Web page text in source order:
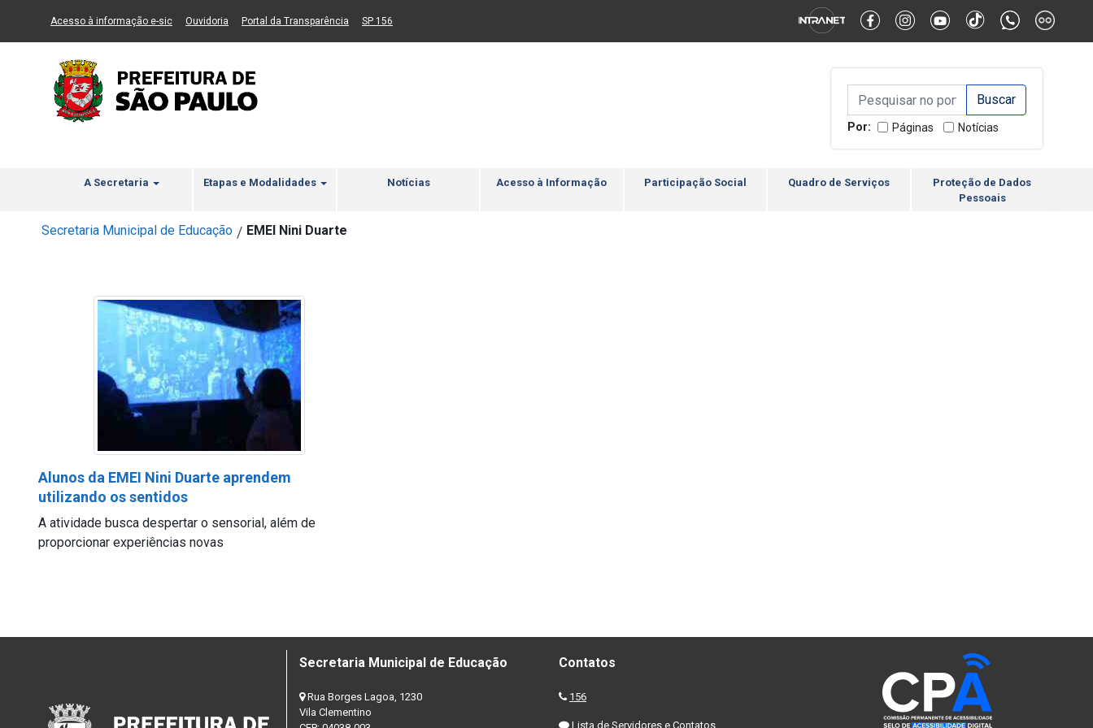
Ir ao Conteúdo Ir para menu principal 2 Ir para busca Ir para rodapé Alternar Alto Contraste Alternar Tamanho da Fonte
Acesso à informação e-sic(Link para um novo sítio)
Ouvidoria (Link para um novo sítio)
Portal da Transparência (Link para um novo sítio)
SP 156
Campo de Busca de
Campo de Busca de informaçõesEnviar a Busca
Por: Páginas Notícias
A Secretaria Etapas e Modalidades Notícias Acesso à Informação Participação Social Quadro de Serviços
Proteção de Dados
Pessoais
Secretaria Municipal de Educação / EMEI Nini Duarte
Alunos da EMEI Nini Duarte aprendem
utilizando os sentidos
A atividade busca despertar o sensorial, além de
proporcionar experiências novas
Secretaria Municipal de Educação
Rua Borges Lagoa, 1230
Vila Clementino
Contatos
156
Lista de Servidores e Contatos